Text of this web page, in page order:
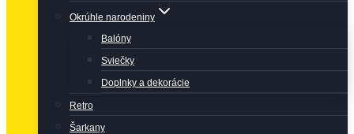
Okrúhle narodeniny
Balóny
Sviečky
Doplnky a dekorácie
Retro
Šarkany